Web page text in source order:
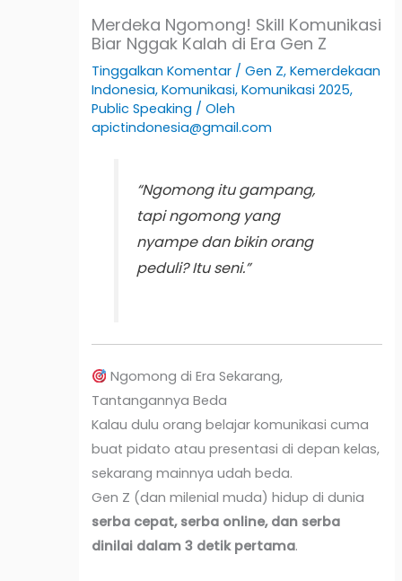
Merdeka Ngomong! Skill Komunikasi
Biar Nggak Kalah di Era Gen Z
Tinggalkan Komentar /Gen Z,Kemerdekaan
Indonesia,Komunikasi,Komunikasi 2025,
Public Speaking / Oleh
apictindonesia@gmail.com
“Ngomong itu gampang,
tapi ngomong yang
nyampe dan bikin orang
peduli? Itu seni.”
Ngomong di Era Sekarang,
Tantangannya Beda
Kalau dulu orang belajar komunikasi cuma
buat pidato atau presentasi di depan kelas,
sekarang mainnya udah beda.
Gen Z (dan milenial muda) hidup di dunia
serba cepat, serba online, dan serba
dinilai dalam 3 detik pertama.